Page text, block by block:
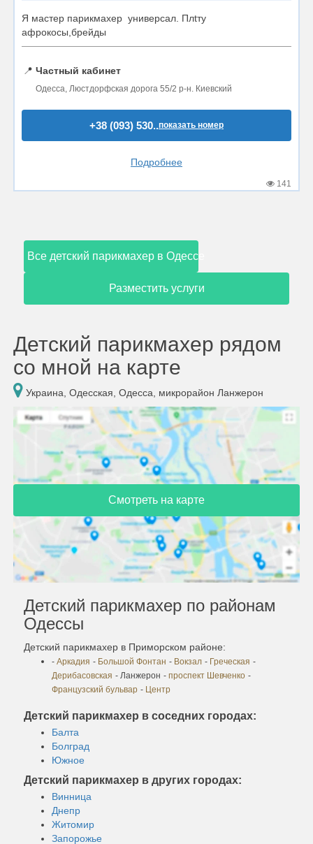
Я мастер парикмахер универсал. Плtту
афрокосы,брейды
📍 Частный кабинет
Одесса, Люстдорфская дорога 55/2 р-н. Киевский
+38 (093) 530..показать номер
Подробнее
141
Все детский парикмахер в Одессе
Разместить услуги
Детский парикмахер рядом
со мной на карте
Украина, Одесская, Одесса, микрорайон Ланжерон
Смотреть на карте
Детский парикмахер по районам
Одессы
Детский парикмахер в Приморском районе:
- Аркадия - Большой Фонтан - Вокзал - Греческая -
Дерибасовская - Ланжерон - проспект Шевченко -
Французский бульвар - Центр
Детский парикмахер в соседних городах:
Балта
Болград
Южное
Детский парикмахер в других городах:
Винница
Днепр
Житомир
Запорожье